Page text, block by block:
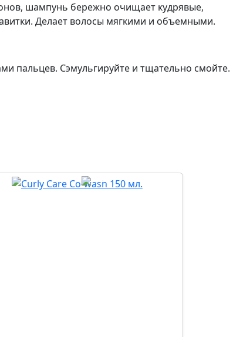
шампунь бережно очищает кудрявые,
Делает волосы мягкими и объемными.
пальцев. Сэмульгируйте и тщательно смойте.